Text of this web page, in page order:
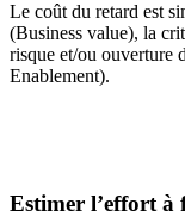
Le coût du retard est
(Business value), la
risque et/ou ouverture
Enablement).
Estimer l’effort